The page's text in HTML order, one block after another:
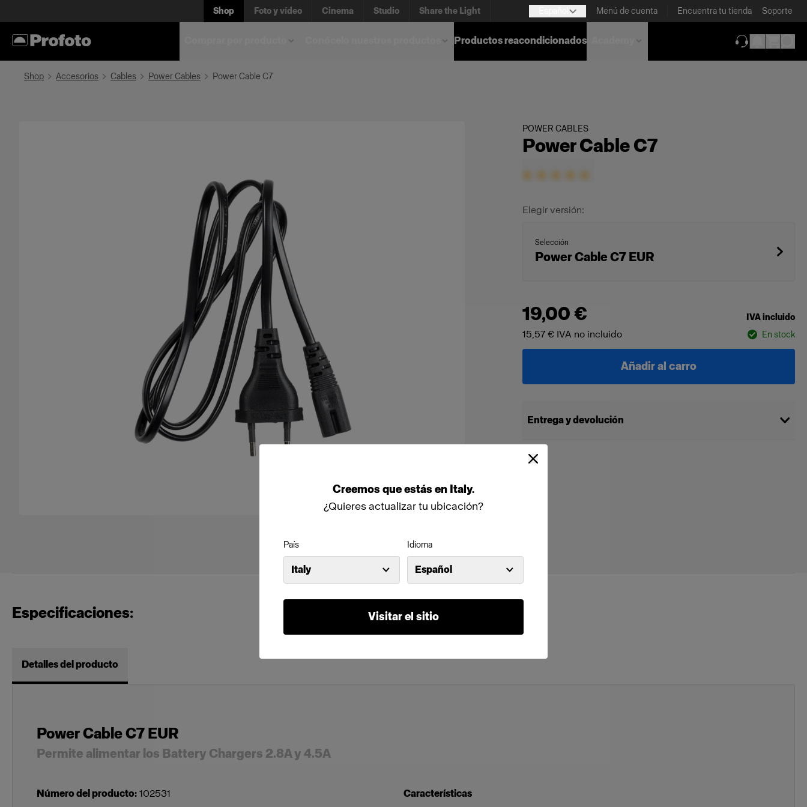
Creemos queestás en Italy.
¿Quieres actualizar tu ubicación?
País
Italy
Idioma
Español
Visitar el sitio
Shop Foto y vídeo Cinema Studio Share the Light Menú de cuenta Encuentra tu tienda Soporte
Productos reacondicionados
Shop Accesorios Cables Power Cables Power Cable C7
POWER CABLES
Power Cable C7
Elegir versión:
Selección
Power Cable C7 EUR
19,00 € IVA incluido
15,57 € IVA no incluido En stock
Añadir al carro
Entrega y devolución
Especificaciones:
Detalles del producto
Power Cable C7 EUR
Permite alimentar los Battery Chargers 2.8A y 4.5A
Número del producto: 102531 Características